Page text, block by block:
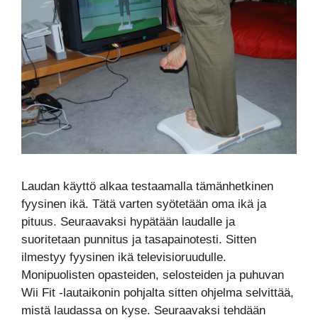
Laudan käyttö alkaa testaamalla tämänhetkinen
fyysinen ikä. Tätä varten syötetään oma ikä ja
pituus. Seuraavaksi hypätään laudalle ja
suoritetaan punnitus ja tasapainotesti. Sitten
ilmestyy fyysinen ikä televisioruudulle.
Monipuolisten opasteiden, selosteiden ja puhuvan
Wii Fit -lautaikonin pohjalta sitten ohjelma selvittää,
mistä laudassa on kyse. Seuraavaksi tehdään